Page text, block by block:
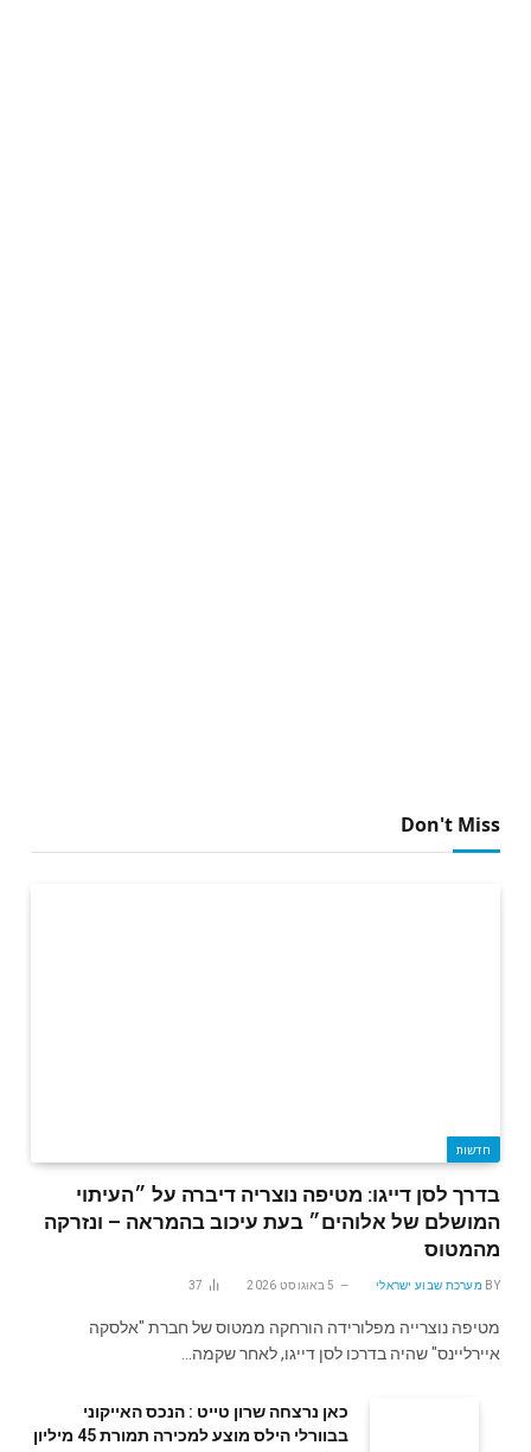
Don't Miss
חדשות
בדרך לסן דייגו: מטיפה נוצריה דיברה על ״העיתוי
המושלם של אלוהים״ בעת עיכוב בהמראה – ונזרקה
מהמטוס
BY מערכת שבוע ישראלי 5 באוגוסט 2026 37
מטיפה נוצרייה מפלורידה הורחקה ממטוס של חברת "אלסקה
איירליינס" שהיה בדרכו לסן דייגו, לאחר שקמה…